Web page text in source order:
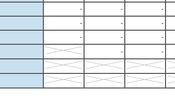
- - -
- - -
- - -
- -